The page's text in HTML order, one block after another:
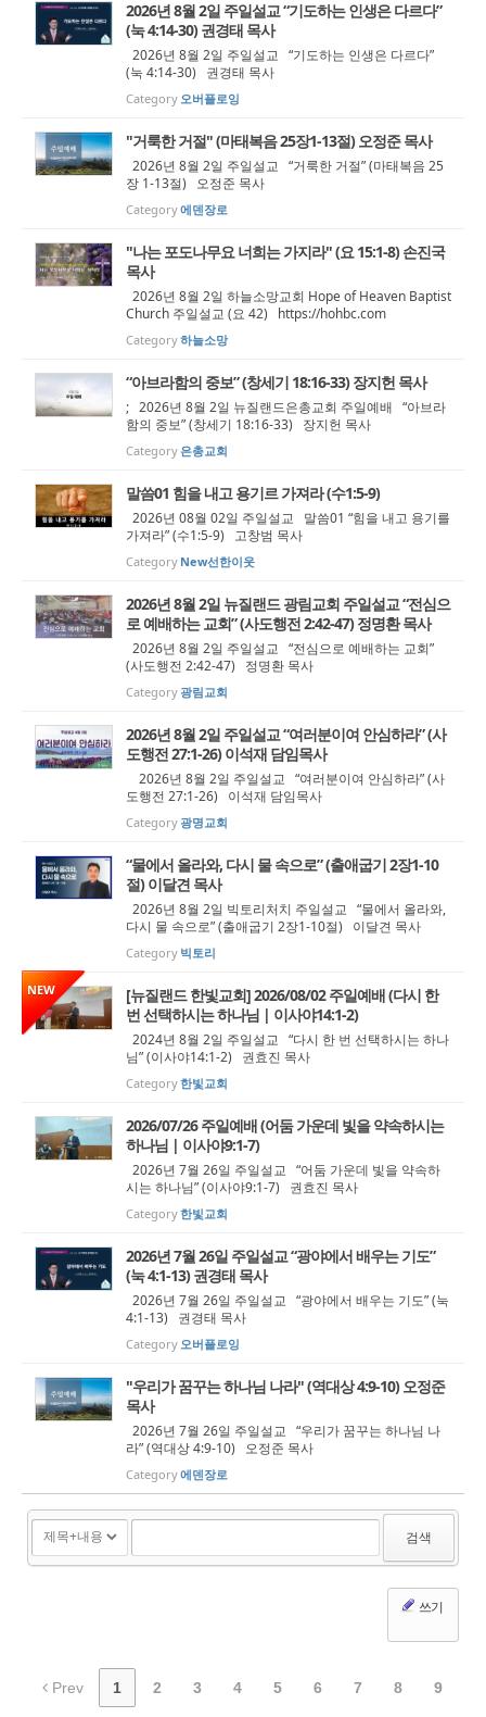
2026년 8월 2일 주일설교 “기도하는 인생은 다르다”
(눅 4:14-30) 권경태 목사
2026년 8월 2일 주일설교 “기도하는 인생은 다르다”
(눅 4:14-30) 권경태 목사
Category오버플로잉
"거룩한 거절" (마태복음 25장1-13절) 오정준 목사
2026년 8월 2일 주일설교 “거룩한 거절” (마태복음 25
장 1-13절) 오정준 목사
Category에덴장로
"나는 포도나무요 너희는 가지라" (요 15:1-8) 손진국
목사
2026년 8월 2일 하늘소망교회 Hope of Heaven Baptist
Church 주일설교 (요 42) https://hohbc.com
Category하늘소망
“아브라함의 중보” (창세기 18:16-33) 장지헌 목사
; 2026년 8월 2일 뉴질랜드은총교회 주일예배 “아브라
함의 중보” (창세기 18:16-33) 장지헌 목사
Category은총교회
말씀01 힘을 내고 용기르 가져라 (수1:5-9)
2026년 08월 02일 주일설교 말씀01 “힘을 내고 용기를
가져라” (수1:5-9) 고창범 목사
Category New선한이웃
2026년 8월 2일 뉴질랜드 광림교회 주일설교 “전심으
로 예배하는 교회” (사도행전 2:42-47) 정명환 목사
2026년 8월 2일 주일설교 “전심으로 예배하는 교회”
(사도행전 2:42-47) 정명환 목사
Category광림교회
2026년 8월 2일 주일설교 “여러분이여 안심하라” (사
도행전 27:1-26) 이석재 담임목사
2026년 8월 2일 주일설교 “여러분이여 안심하라” (사
도행전 27:1-26) 이석재 담임목사
Category광명교회
“물에서 올라와, 다시 물 속으로” (출애굽기 2장1-10
절) 이달견 목사
2026년 8월 2일 빅토리처치 주일설교 “물에서 올라와,
다시 물 속으로” (출애굽기 2장1-10절) 이달견 목사
Category 빅토리
NEW
[뉴질랜드 한빛교회] 2026/08/02 주일예배 (다시 한
번 선택하시는 하나님 | 이사야14:1-2)
2024년 8월 2일 주일설교 “다시 한 번 선택하시는 하나
님” (이사야14:1-2) 권효진 목사
Category 한빛교회
2026/07/26 주일예배 (어둠 가운데 빛을 약속하시는
하나님 | 이사야9:1-7)
2026년 7월 26일 주일설교 “어둠 가운데 빛을 약속하
시는 하나님” (이사야9:1-7) 권효진 목사
Category 한빛교회
2026년 7월 26일 주일설교 “광야에서 배우는 기도”
(눅 4:1-13) 권경태 목사
2026년 7월 26일 주일설교 “광야에서 배우는 기도” (눅
4:1-13) 권경태 목사
Category오버플로잉
"우리가 꿈꾸는 하나님 나라" (역대상 4:9-10) 오정준
목사
2026년 7월 26일 주일설교 “우리가 꿈꾸는 하나님 나
라” (역대상 4:9-10) 오정준 목사
Category에덴장로
검색
쓰기
Prev 1 2 3 4 5 6 7 8 9